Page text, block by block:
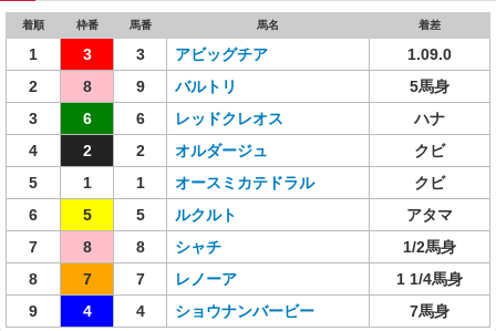
着順 枠番 馬番 馬名 着差
1 3 3 アビッグチア
1.09.0
2
8 9 バルトリ
5馬身
3
6 6 レッドクレオス
ハナ
4
2 2 オルダージュ
クビ
5
1 1 オースミカテドラル
クビ
6
5 5 ルクルト
アタマ
7
8 8 シャチ
1/2馬身
8
7 7 レノーア
1 1/4馬身
9
4 4 ショウナンバービー 7馬身